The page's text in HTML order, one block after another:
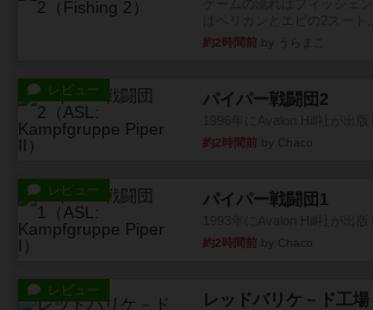
約2時間前
レビュー パイパー戦闘団2
約2時間前
レビュー パイパー戦闘団1
約2時間前
レビュー レッドバリケ－ド工場